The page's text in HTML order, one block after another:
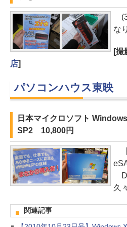
な
[撮
店]
パソコンハウス東映
日本マイクロソフト
SP2 10,800円
久
関連記事